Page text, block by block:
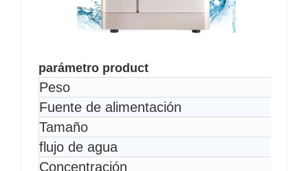
parámetro product
Peso
Fuente de alimentación
Tamaño
flujo de agua
Concentración